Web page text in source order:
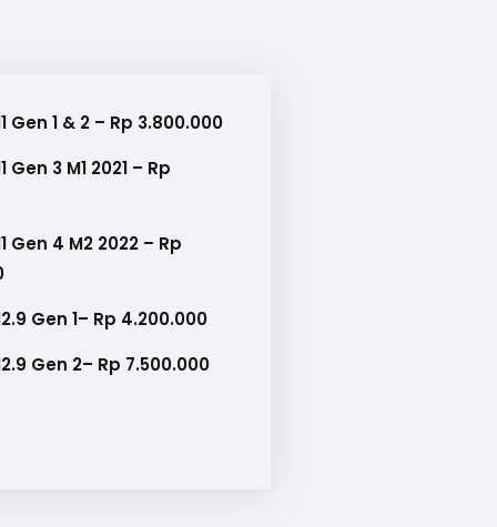
Gen 1 & 2 – Rp 3.800.000
Gen 3 M1 2021 – Rp
Gen 4 M2 2022 – Rp
Gen 1– Rp 4.200.000
Gen 2– Rp 7.500.000